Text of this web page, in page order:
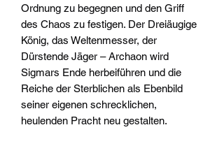
Ordnung zu begegnen und den Griff
des Chaos zu festigen. Der Dreiäugige
König, das Weltenmesser, der
Dürstende Jäger – Archaon wird
Sigmars Ende herbeiführen und die
Reiche der Sterblichen als Ebenbild
seiner eigenen schrecklichen,
heulenden Pracht neu gestalten.